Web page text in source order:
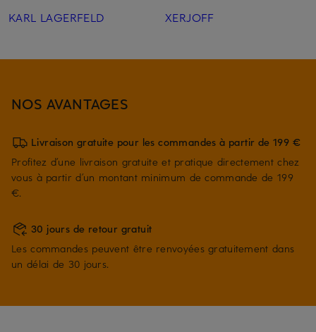
KARL LAGERFELD
XERJOFF
NOS AVANTAGES
Livraison gratuite pour les commandes à partir de 199 €
Profitez d’une livraison gratuite et pratique directement chez
vous à partir d’un montant minimum de commande de 199
€.
30 jours de retour gratuit
Les commandes peuvent être renvoyées gratuitement dans
un délai de 30 jours.